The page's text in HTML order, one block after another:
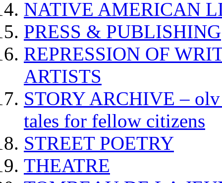
NATIVE AMERICAN
PRESS & PUBLISHING
REPRESSION OF
ARTISTS
STORY ARCHIVE – olv
tales for fellow citizens
STREET POETRY
THEATRE